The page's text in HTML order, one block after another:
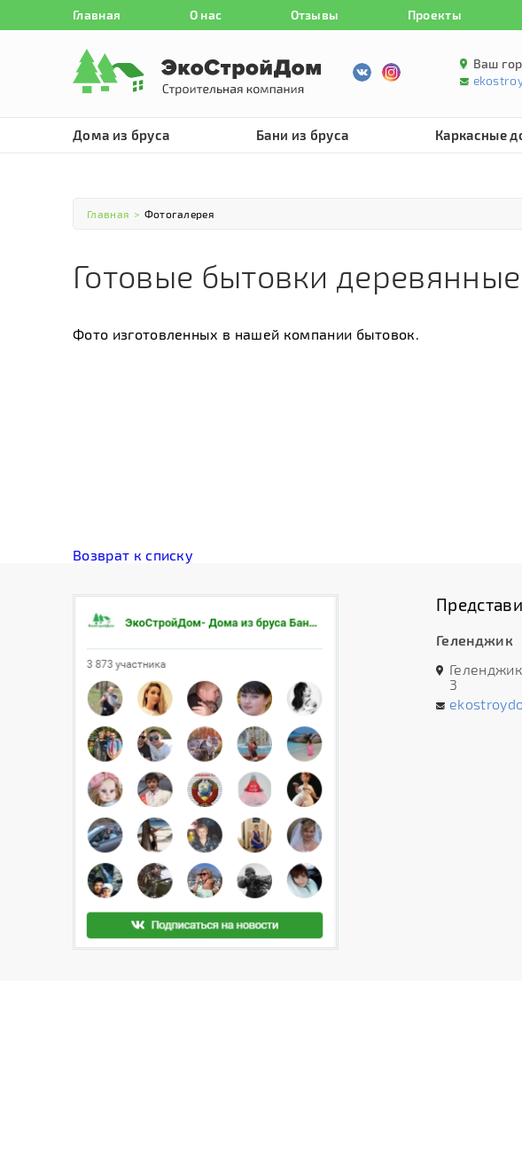
Главная О нас Отзывы Проекты
Ваш
Дома из бруса Бани из бруса Каркасные
Главная > Фотогалерея
Готовые бытовки деревянные
Фото изготовленных в нашей компании бытовок.
Возврат к списку
Геленджик
3